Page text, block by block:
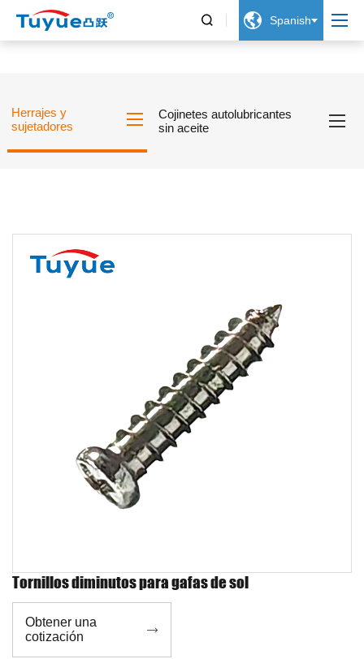
  Spanish
Herrajes y
sujetadores
Cojinetes autolubricantes
sin aceite
Tornillos diminutos para gafas de sol
Obtener una
cotización
